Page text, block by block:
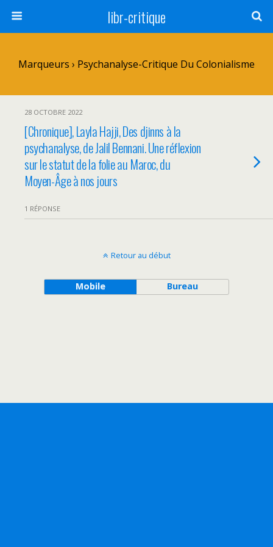
libr-critique
Marqueurs › Psychanalyse-Critique Du Colonialisme
28 OCTOBRE 2022
[Chronique], Layla Hajji, Des djinns à la
psychanalyse, de Jalil Bennani. Une réflexion
sur le statut de la folie au Maroc, du
Moyen-Âge à nos jours
1 RÉPONSE
Retour au début
Mobile Bureau